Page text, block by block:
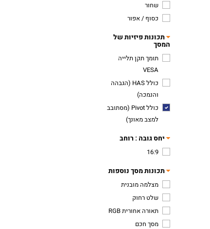
שחור
כסוף / אפור
תכונות פיזיות של
המסך
תומך תקן תלייה
VESA
כולל HAS (הגבהה
והנמכה)
כולל Pivot (מסתובב
למצב מאונך)
יחס גובה : רוחב
16:9
תכונות מסך נוספות
מצלמה מובנית
שלט רחוק
תאורה אחורית RGB
מסך חכם